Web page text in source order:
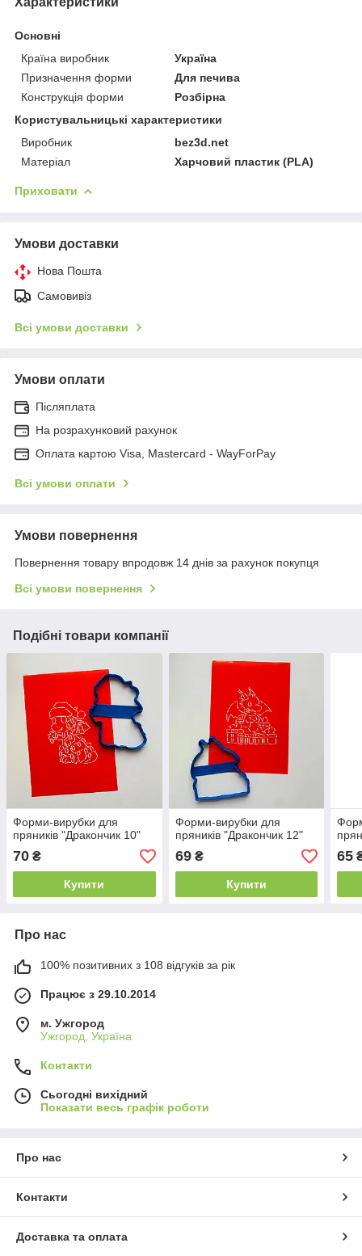
Основні
Країна виробник
Україна
Призначення форми
Для печива
Конструкція форми
Розбірна
Користувальницькі характеристики
Виробник
bez3d.net
Матеріал
Харчовий пластик (PLA)
Приховати
Умови доставки
Нова Пошта
Самовивіз
Всі умови доставки
Умови оплати
Післяплата
На розрахунковий рахунок
Оплата картою Visa, Mastercard - WayForPay
Всі умови оплати
Умови повернення
Повернення товару впродовж 14 днів за рахунок покупця
Всі умови повернення
Подібні товари компанії
Форми-вирубки для
пряників "Дракончик 10"
70 ₴
Купити
Форми-вирубки для
пряників "Дракончик 12"
69₴
Купити
65
Про нас
100% позитивних з 108 відгуків за рік
Працює з 29.10.2014
м. Ужгород
Ужгород, Україна
Контакти
Сьогодні вихідний
Показати весь графік роботи
Про нас
Контакти
Доставка та оплата